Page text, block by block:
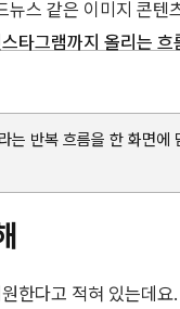
스 같은 이미지 콘텐
타그램까지 올리는 흐
는 반복 흐름을 한 화면에
한다고 적혀 있는데